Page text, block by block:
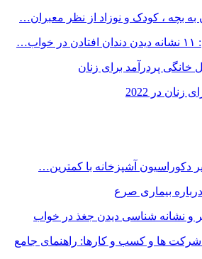
شرکت ها و کسب و کارها: راهنمای جامع